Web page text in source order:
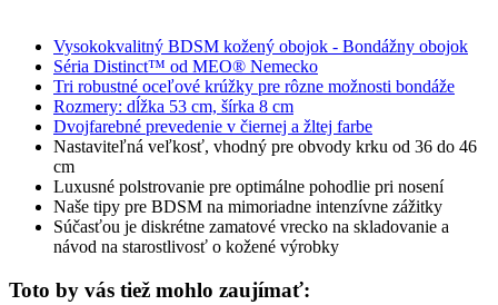
Vysokokvalitný BDSM kožený obojok - Bondážny obojok
Séria Distinct™ od MEO® Nemecko
Tri robustné oceľové krúžky pre rôzne možnosti bondáže
Rozmery: dĺžka 53 cm, šírka 8 cm
Dvojfarebné prevedenie v čiernej a žltej farbe
Nastaviteľná veľkosť, vhodný pre obvody krku od 36 do 46
cm
Luxusné polstrovanie pre optimálne pohodlie pri nosení
Naše tipy pre BDSM na mimoriadne intenzívne zážitky
Súčasťou je diskrétne zamatové vrecko na skladovanie a
návod na starostlivosť o kožené výrobky
Toto by vás tiež mohlo zaujímať: